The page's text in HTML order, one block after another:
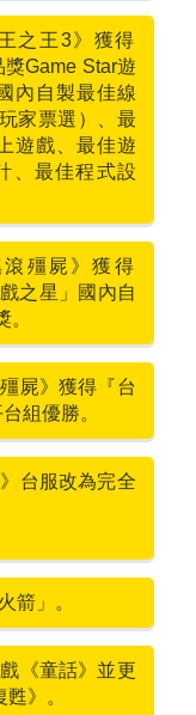
之王3》獲得
Game Star遊
內自製最佳線
家票選）、最
遊戲、最佳遊
、最佳程式設
殭屍》獲得
之星」國內自
屍》獲得『台
組優勝。
台服改為完全
箭」。
《童話》並更
》。